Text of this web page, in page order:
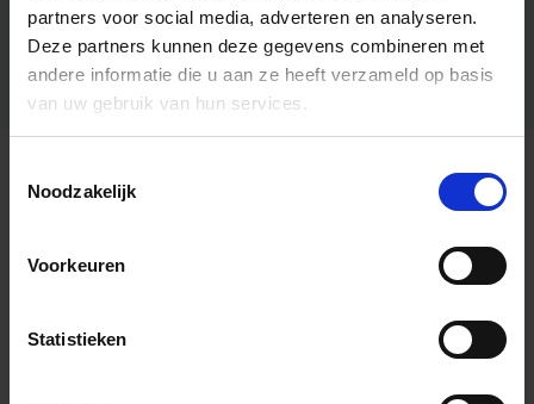
partners voor social media, adverteren en analyseren.
Deze partners kunnen deze gegevens combineren met
andere informatie die u aan ze heeft verzameld op basis
van uw gebruik van hun services.
Noodzakelijk
Voorkeuren
Statistieken
Algemene informatie